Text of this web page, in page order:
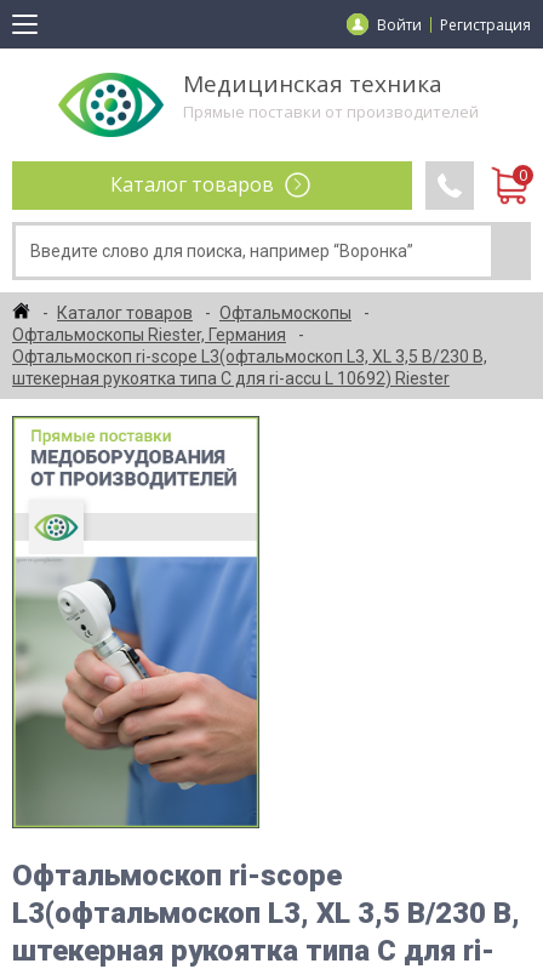
Войти Регистрация
Медицинская техника
Прямые поставки от производителей
Каталог товаров
Каталог товаров
Офтальмоскопы
Офтальмоскопы Riester, Германия
Офтальмоскоп ri-scope L3(офтальмоскоп L3, XL 3,5 В/230 В,
штекерная рукоятка типа С для ri-accu L 10692) Riester
Офтальмоскоп ri-scope
L3(офтальмоскоп L3, XL 3,5 В/230 В,
штекерная рукоятка типа С для ri-